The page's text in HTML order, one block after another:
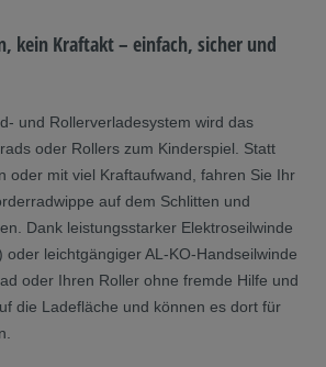
kein Kraftakt – einfach, sicher und
und Rollerverladesystem wird das
oder Rollers zum Kinderspiel. Statt
oder mit viel Kraftaufwand, fahren Sie Ihr
auf dem Schlitten und
Dank leistungsstarker Elektroseilwinde
oder leichtgängiger AL-KO-Handseilwinde
oder Ihren Roller ohne fremde Hilfe und
die Ladefläche und können es dort für